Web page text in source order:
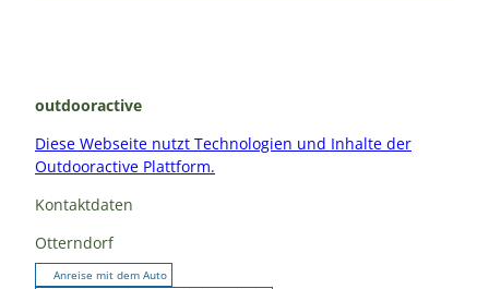
outdooractive
Diese Webseite nutzt Technologien und Inhalte der
Outdooractive Plattform.
Kontaktdaten
Otterndorf
Anreise mit dem Auto